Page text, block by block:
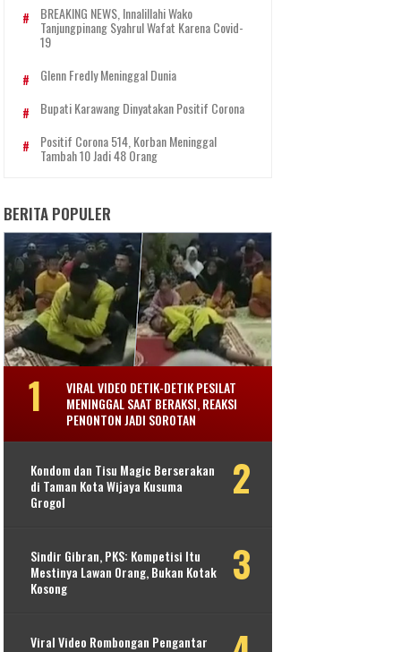
BREAKING NEWS, Innalillahi Wako
Tanjungpinang Syahrul Wafat Karena Covid-
19
Glenn Fredly Meninggal Dunia
Bupati Karawang Dinyatakan Positif Corona
Positif Corona 514, Korban Meninggal
Tambah 10 Jadi 48 Orang
BERITA POPULER
VIRAL VIDEO DETIK-DETIK PESILAT
MENINGGAL SAAT BERAKSI, REAKSI
PENONTON JADI SOROTAN
Kondom dan Tisu Magic Berserakan
di Taman Kota Wijaya Kusuma
Grogol
Sindir Gibran, PKS: Kompetisi Itu
Mestinya Lawan Orang, Bukan Kotak
Kosong
Viral Video Rombongan Pengantar